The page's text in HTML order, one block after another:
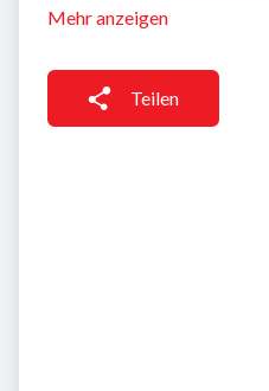
Mehr anzeigen
Teilen